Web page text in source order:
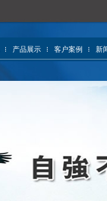
产品展示 客户案例 新